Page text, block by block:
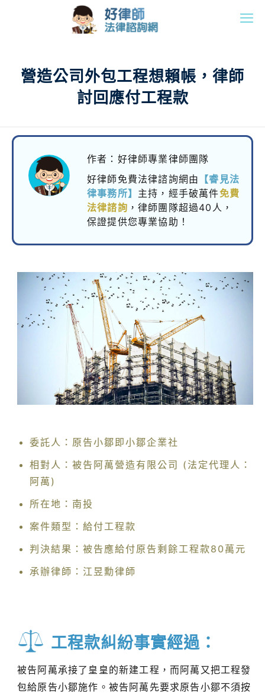
營造公司外包工程想賴帳，律師
討回應付工程款
作者：好律師專業律師團隊
好律師免費法律諮詢網由
【睿見法
律事務所】 主持， 經手破萬件免費
法律諮詢 ，律師團隊超過40人，
保證提供您專業協助！
委託人：原告小鄒即小鄒企業社
相對人：被告阿萬營造有限公司 (法定代理人：
阿萬)
所在地：南投
案件類型：給付工程款
判決結果：被告應給付原告剩餘工程款80萬元
承辦律師：江昱勳律師
工程款糾紛事實經過：
被告阿萬承接了皇皇的新建工程，而阿萬又把工程發
包給原告小鄒施作。被告阿萬先要求原告小鄒不須按